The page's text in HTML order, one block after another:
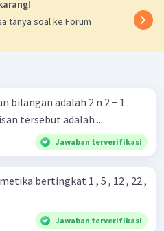
D.
tanya soal ke Forum
bilangan adalah 2 n 2 − 1 .
tersebut adalah ....
Jawaban terverifikasi
bertingkat 1 , 5 , 12 , 22 ,
Jawaban terverifikasi